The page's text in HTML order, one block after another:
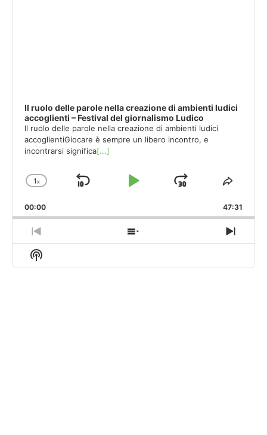
Il ruolo delle parole nella creazione di ambienti ludici
accoglienti – Festival del giornalismo Ludico
Il ruolo delle parole nella creazione di ambienti ludici
accoglientiGiocare è sempre un libero incontro, e
incontrarsi significa[...]
Change
Rate
1x
Skip
Play
Jump
Forward
Share
00:00 47:31
Previous
Episode
Show
Episodes
Next
Show
Podcast